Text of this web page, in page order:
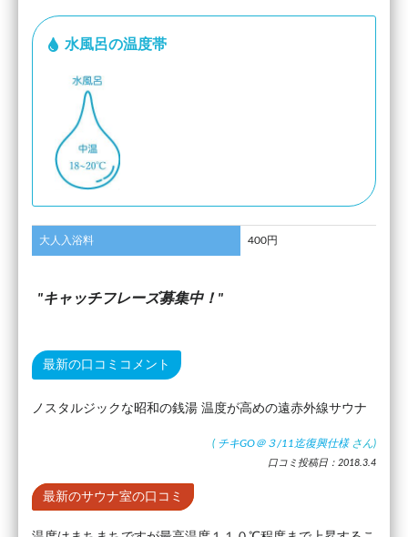
水風呂の温度帯
大人入浴料 400円
キャッチフレーズ募集中！
最新の口コミコメント
ノスタルジックな昭和の銭湯 温度が高めの遠赤外線サウナ
( チキGO＠３/11迄復興仕様 さん)
口コミ投稿日：2018.3.4
最新のサウナ室の口コミ